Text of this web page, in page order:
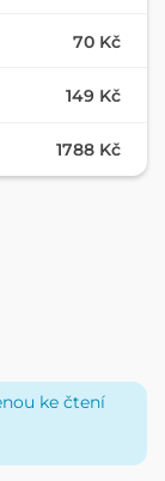
70 Kč
149 Kč
1788 Kč
ke čtení